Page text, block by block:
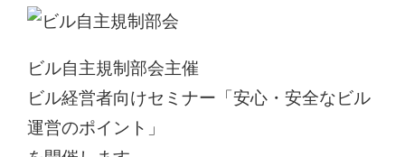
ビル自主規制部会主催
ビル経営者向けセミナー「安心・安全なビル
運営のポイント」